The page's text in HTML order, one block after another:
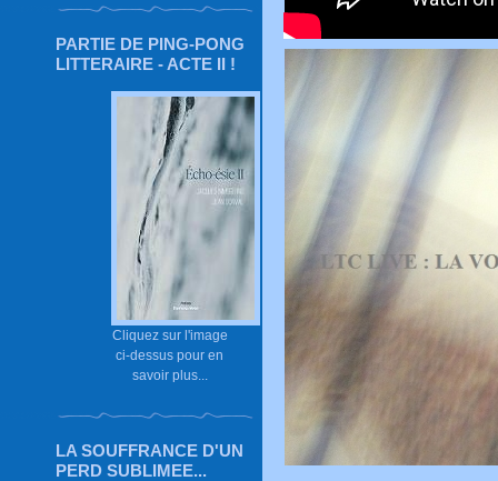
PARTIE DE PING-PONG
LITTERAIRE - ACTE II !
Cliquez sur l'image
ci-dessus pour en
savoir plus...
LA SOUFFRANCE D'UN
PERD SUBLIMEE...